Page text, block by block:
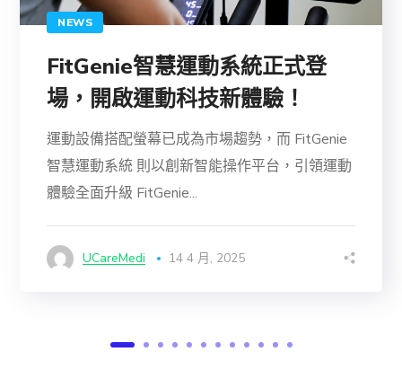
NEWS
FitGenie智慧運動系統正式登
場，開啟運動科技新體驗！
運動設備搭配螢幕已成為市場趨勢，而 FitGenie
智慧運動系統 則以創新智能操作平台，引領運動
體驗全面升級 FitGenie...
UCareMedi 14 4 月, 2025